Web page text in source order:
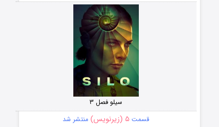
سیلو فصل ۳
قسمت ۵ (زیرنویس) منتشر شد